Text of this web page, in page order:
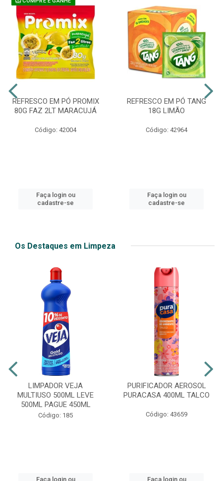
REFRESCO EM PÓ PROMIX
80G FAZ 2LT MARACUJÁ
Código: 42004
Faça login ou
cadastre-se
REFRESCO EM PÓ TANG
18G LIMÃO
Código: 42964
Faça login ou
cadastre-se
Os Destaques em Limpeza
LIMPADOR VEJA
MULTIUSO 500ML LEVE
500ML PAGUE 450ML
Código: 185
Faça login ou
PURIFICADOR AEROSOL
PURACASA 400ML TALCO
Código: 43659
Faça login ou